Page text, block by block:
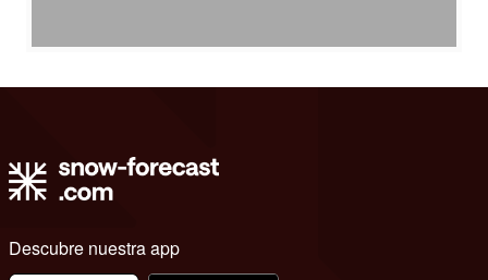
Descubre nuestra app